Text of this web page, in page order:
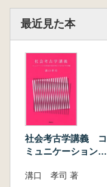
最近見た本
社会考古学講義 コ
ミュニケーションを
する考古学の再編
溝口 孝司 著